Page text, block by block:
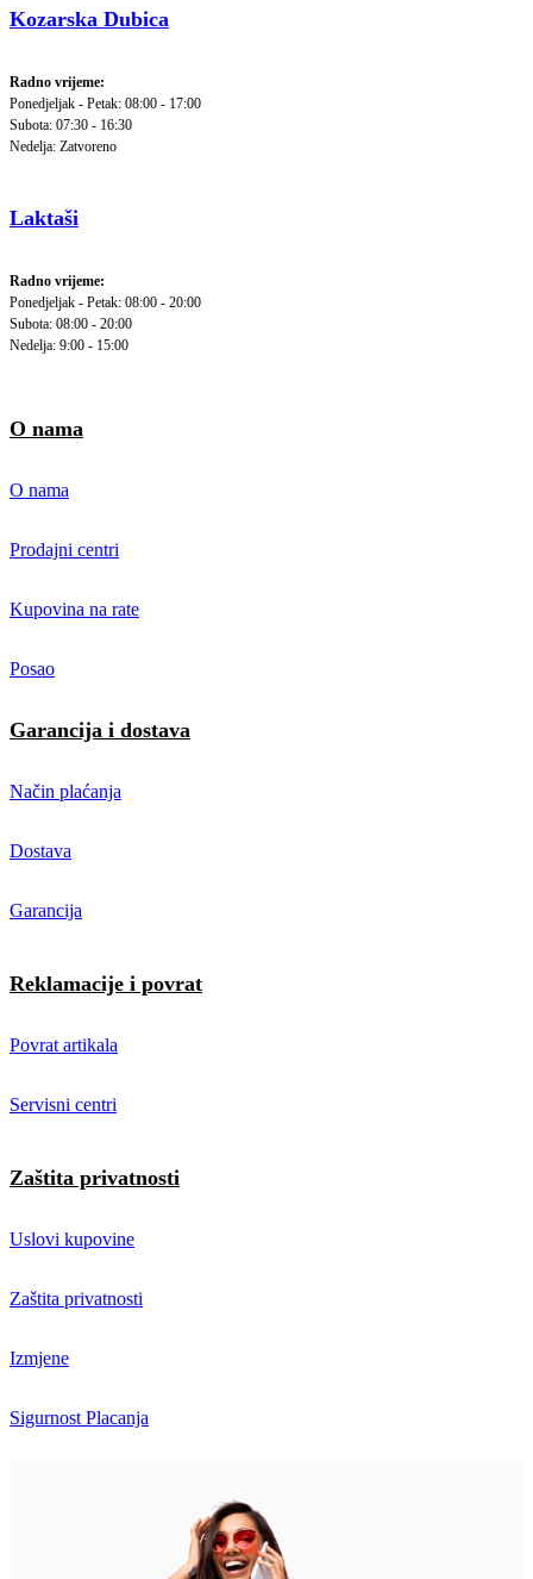
Kozarska Dubica
Radno vrijeme:
Ponedjeljak - Petak: 08:00 - 17:00
Subota: 07:30 - 16:30
Nedelja: Zatvoreno
Laktaši
Radno vrijeme:
Ponedjeljak - Petak: 08:00 - 20:00
Subota: 08:00 - 20:00
Nedelja: 9:00 - 15:00
O nama
O nama
Prodajni centri
Kupovina na rate
Posao
Garancija i dostava
Način plaćanja
Dostava
Garancija
Reklamacije i povrat
Povrat artikala
Servisni centri
Zaštita privatnosti
Uslovi kupovine
Zaštita privatnosti
Izmjene
Sigurnost Placanja